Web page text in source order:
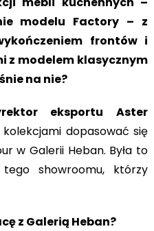
modelu Factory – z
frontów i
z modelem klasycznym
na nie?
eksportu Aster
dopasować się
w Galerii Heban. Była to
showroomu, którzy
z Galerią Heban?